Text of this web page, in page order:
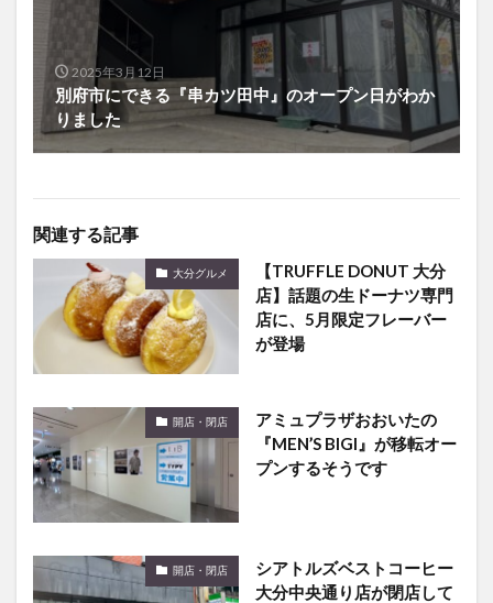
2025年3月12日
別府市にできる『串カツ田中』のオープン日がわか
りました
関連する記事
大分グルメ
【TRUFFLE DONUT 大分
店】話題の生ドーナツ専門
店に、5月限定フレーバー
が登場
開店・閉店
アミュプラザおおいたの
『MEN’S BIGI』が移転オー
プンするそうです
開店・閉店
シアトルズベストコーヒー
大分中央通り店が閉店して